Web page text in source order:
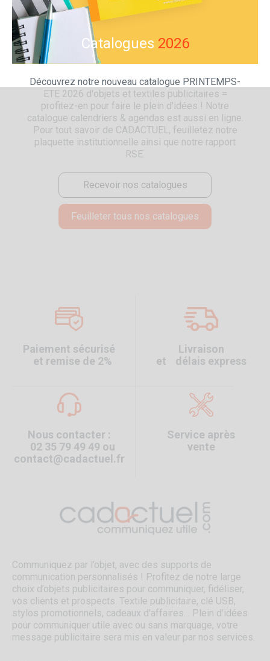
Catalogues 2026
Découvrez notre nouveau catalogue PRINTEMPS-
ETE 2026 d'objets et textiles publicitaires =
profitez-en pour faire le plein d'idées ! Notre
catalogue calendriers & agendas est aussi en ligne.
Pour tout savoir de CADACTUEL, feuilletez notre
plaquette institutionnelle ainsi que notre rapport
RSE.
Recevoir nos catalogues
Feuilleter tous nos catalogues
Paiement sécurisé
et remise de 2%
Livraison
et délais express
Nous contacter :
02 35 79 49 49 ou
contact@cadactuel.fr
Service après
vente
Communiquez par l’objet, avec des supports de
communication personnalisés ! Profitez de notre large
choix d’objets publicitaires pour communiquer, fidéliser,
vos clients et prospects. Textile publicitaire, clé USB,
stylos promotionnels, cadeaux d'affaires… Plein d’idées
pour communiquer utile avec ou sans marquage, votre
message publicitaire sera mis en valeur par nos services.